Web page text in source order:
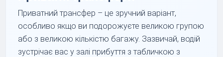
Приватний трансфер – це зручний варіант,
особливо якщо ви подорожуєте великою групою
або з великою кількістю багажу. Зазвичай, водій
зустрічає вас у залі прибуття з табличкою з